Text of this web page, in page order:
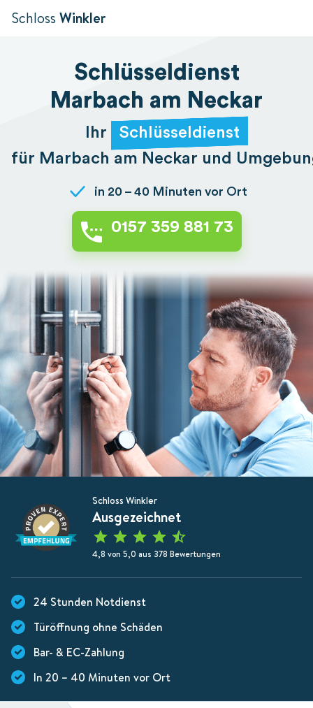
Schloss Winkler
Schlüsseldienst
Marbach am Neckar
Ihr
Schlüsseldienst
für Marbach am Neckar und
in 20 – 40 Minuten vor Ort
0157 359 881 73
Schloss Winkler
Ausgezeichnet
4,8 von 5,0 aus 378 Bewertungen
24 Stunden Notdienst
Türöffnung ohne Schäden
Bar- & EC-Zahlung
In 20 – 40 Minuten vor Ort